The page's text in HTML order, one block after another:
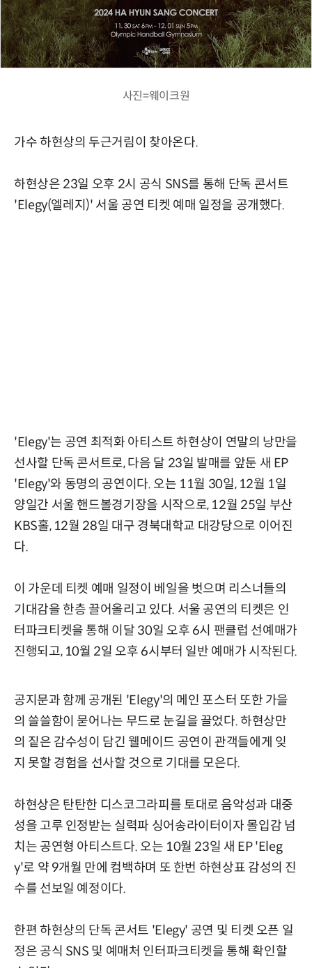
사진=웨이크원
가수 하현상의 두근거림이 찾아온다.
하현상은 23일 오후 2시 공식 SNS를 통해 단독 콘서트
'Elegy(엘레지)' 서울 공연 티켓 예매 일정을 공개했다.
'Elegy'는 공연 최적화 아티스트 하현상이 연말의 낭만을
선사할 단독 콘서트로, 다음 달 23일 발매를 앞둔 새 EP
'Elegy'와 동명의 공연이다. 오는 11월 30일, 12월 1일
양일간 서울 핸드볼경기장을 시작으로, 12월 25일 부산
KBS홀, 12월 28일 대구 경북대학교 대강당으로 이어진
다.
이 가운데 티켓 예매 일정이 베일을 벗으며 리스너들의
기대감을 한층 끌어올리고 있다. 서울 공연의 티켓은 인
터파크티켓을 통해 이달 30일 오후 6시 팬클럽 선예매가
진행되고, 10월 2일 오후 6시부터 일반 예매가 시작된다.
공지문과 함께 공개된 'Elegy'의 메인 포스터 또한 가을
의 쓸쓸함이 묻어나는 무드로 눈길을 끌었다. 하현상만
의 짙은 감수성이 담긴 웰메이드 공연이 관객들에게 잊
지 못할 경험을 선사할 것으로 기대를 모은다.
하현상은 탄탄한 디스코그라피를 토대로 음악성과 대중
성을 고루 인정받는 실력파 싱어송라이터이자 몰입감 넘
치는 공연형 아티스트다. 오는 10월 23일 새 EP 'Eleg
y'로 약 9개월 만에 컴백하며 또 한번 하현상표 감성의 진
수를 선보일 예정이다.
한편 하현상의 단독 콘서트 'Elegy' 공연 및 티켓 오픈 일
정은 공식 SNS 및 예매처 인터파크티켓을 통해 확인할